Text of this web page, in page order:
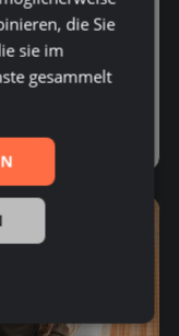
dir, die
oder
die Sie
sie im
gesammelt